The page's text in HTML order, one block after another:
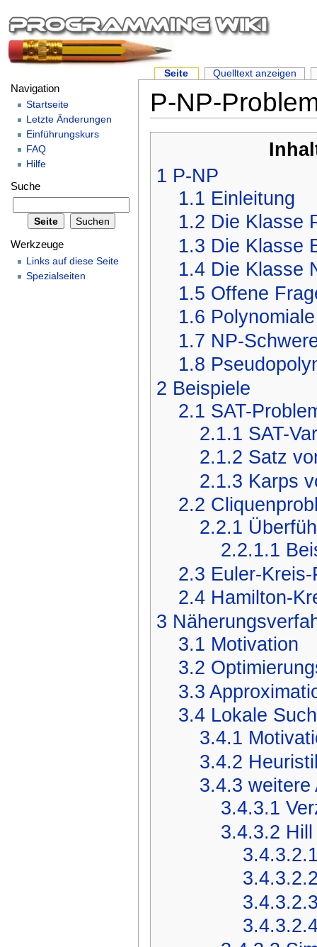
P-NP-
1 P-NP
1.1 Einleitung
1.2 Die Klasse
1.3 Die Klasse
1.4 Die Klasse
1.5 Offene
1.6
1.7 NP-
1.8
2 Beispiele
2.1 SAT-
2.1.1 SAT-
2.1.2 Satz
2.1.3 Karps
2.2
2.2.1
2.2.1.1
2.3 Euler-
2.4 Hamilton-
3
3.1 Motivation
3.2
3.3
3.4 Lokale
3.4.1
3.4.2
3.4.3 weitere
3.4.3.1
3.4.3.2
Seite Quelltext anzeigen
Navigation
Startseite
Letzte Änderungen
Einführungskurs
FAQ
Hilfe
Suche
Werkzeuge
Links auf diese Seite
Spezialseiten